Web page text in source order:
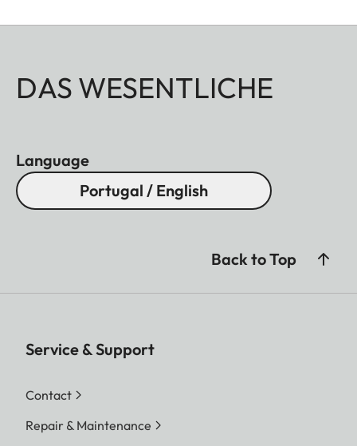
DAS WESENTLICHE
Language
Portugal / English
Back to Top
Service & Support
Contact
Repair & Maintenance